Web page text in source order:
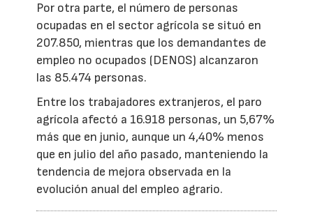
Por otra parte, el número de personas
ocupadas en el sector agrícola se situó en
207.850, mientras que los demandantes de
empleo no ocupados (DENOS) alcanzaron
las 85.474 personas.
Entre los trabajadores extranjeros, el paro
agrícola afectó a 16.918 personas, un 5,67%
más que en junio, aunque un 4,40% menos
que en julio del año pasado, manteniendo la
tendencia de mejora observada en la
evolución anual del empleo agrario.